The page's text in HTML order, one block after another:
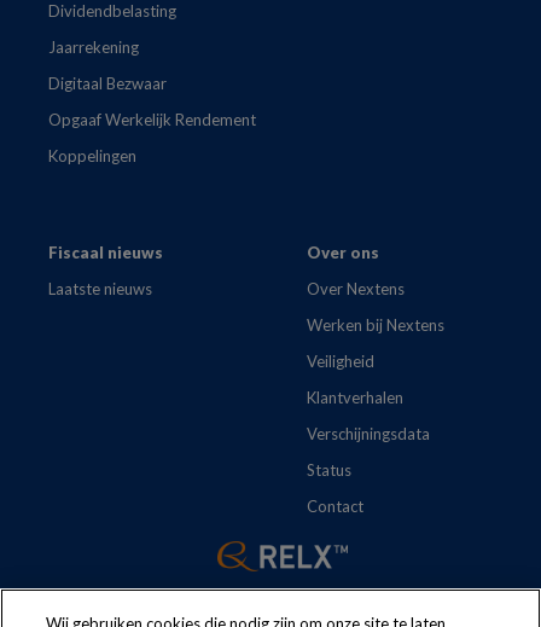
Dividendbelasting
Jaarrekening
Digitaal Bezwaar
Opgaaf Werkelijk Rendement
Koppelingen
Fiscaal nieuws
Laatste nieuws
Over ons
Over Nextens
Werken bij Nextens
Veiligheid
Klantverhalen
Verschijningsdata
Status
Contact